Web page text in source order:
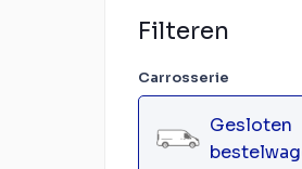
Filteren
Carrosserie
Gesloten